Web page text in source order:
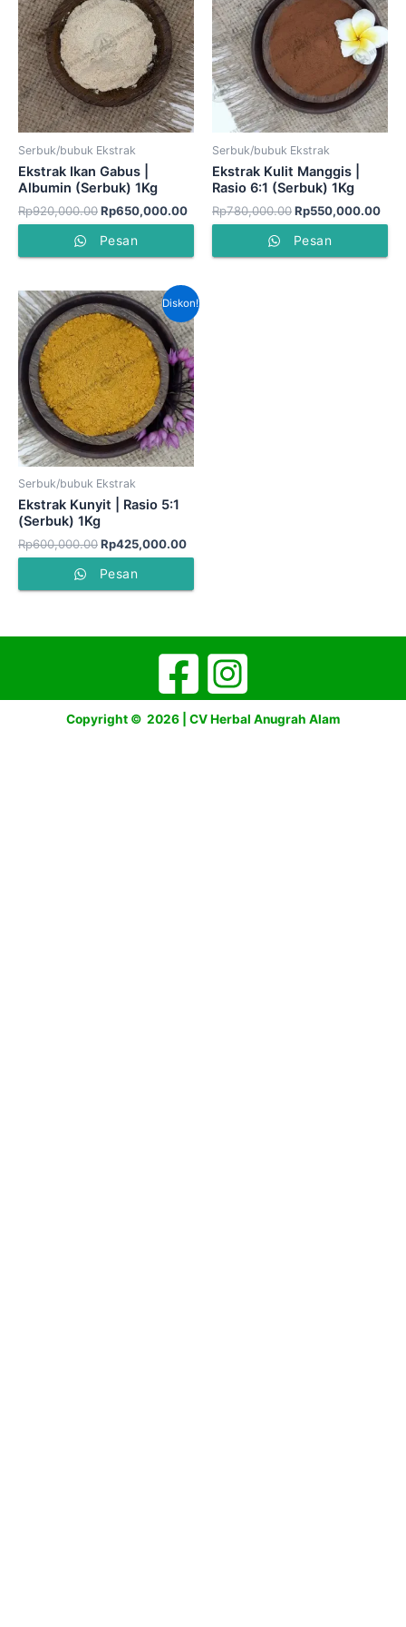
Serbuk/bubuk Ekstrak
Ekstrak Ikan Gabus |
Albumin (Serbuk) 1Kg
Rp920,000.00
Rp920,000.00.
Rp650,000.00
adalah:
Rp650,000.00.
Pesan
Serbuk/bubuk Ekstrak
Ekstrak Kulit Manggis |
Rasio 6:1 (Serbuk) 1Kg
Rp780,000.00
Rp780,000.00.
Rp550,000.00
Pesan
Diskon!
Serbuk/bubuk Ekstrak
Ekstrak Kunyit | Rasio 5:1
(Serbuk) 1Kg
Rp600,000.00
Harga
aslinya
adalah:
Rp600,000.00.
Rp425,000.00
Harga
saat
ini
adalah:
Rp425,000.00.
Pesan
Copyright © 2026 | CV Herbal Anugrah Alam